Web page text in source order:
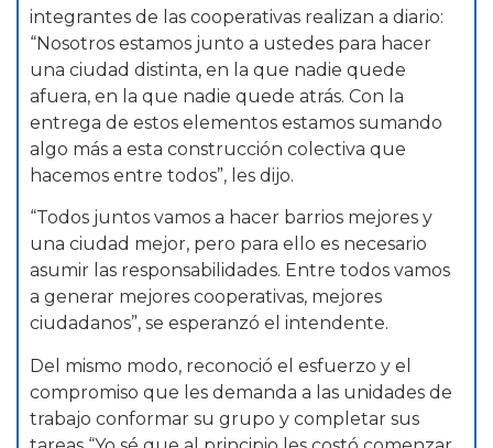
integrantes de las cooperativas realizan a diario:
“Nosotros estamos junto a ustedes para hacer
una ciudad distinta, en la que nadie quede
afuera, en la que nadie quede atrás. Con la
entrega de estos elementos estamos sumando
algo más a esta construcción colectiva que
hacemos entre todos”, les dijo.
“Todos juntos vamos a hacer barrios mejores y
una ciudad mejor, pero para ello es necesario
asumir las responsabilidades. Entre todos vamos
a generar mejores cooperativas, mejores
ciudadanos”, se esperanzó el intendente.
Del mismo modo, reconoció el esfuerzo y el
compromiso que les demanda a las unidades de
trabajo conformar su grupo y completar sus